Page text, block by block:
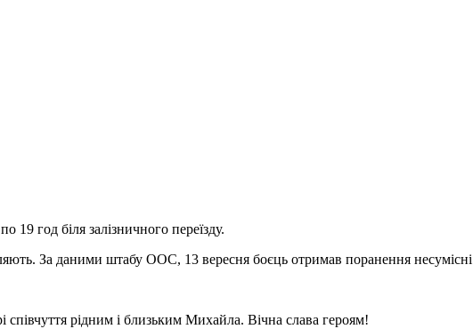
19 год біля залізничного переїзду.
За даними штабу ООС, 13 вересня боєць отримав поранення
співчуття рідним і близьким Михайла. Вічна слава героям!